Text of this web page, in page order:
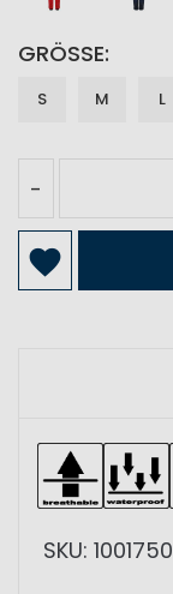
GRÖSSE
S M L
-
SKU: 1001750